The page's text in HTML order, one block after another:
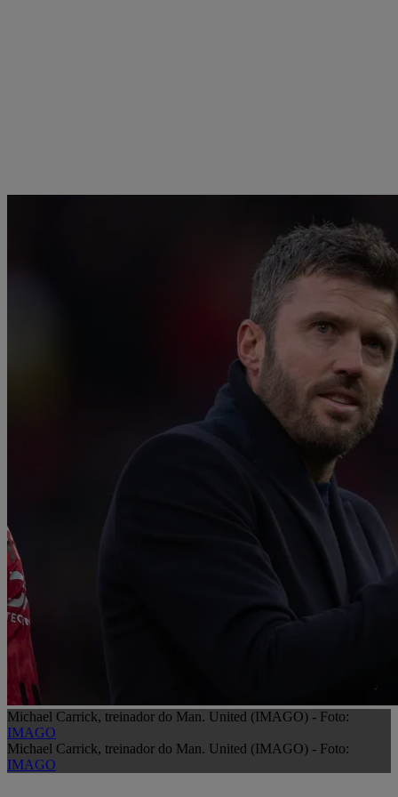
Michael Carrick, treinador do Man. United (IMAGO) - Foto:
IMAGO
Michael Carrick, treinador do Man. United (IMAGO) - Foto:
IMAGO